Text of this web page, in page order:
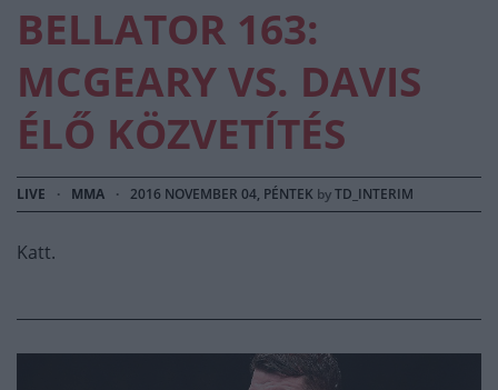
BELLATOR 163:
MCGEARY VS. DAVIS
ÉLŐ KÖZVETÍTÉS
LIVE · MMA · 2016 NOVEMBER 04, PÉNTEK byTD_INTERIM
Katt.